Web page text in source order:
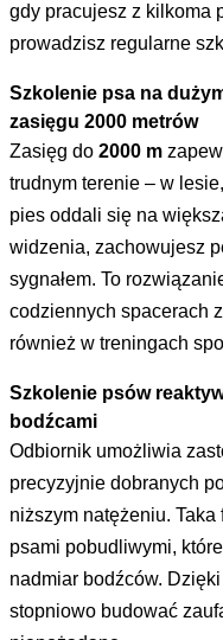
gdy pracujesz z kilkoma
prowadzisz regularne
Szkolenie psa na
zasięgu 2000 metrów
Zasięg do 2000 m
trudnym terenie – w
pies oddali się na
widzenia, zachowujesz
sygnałem. To
codziennych spacerach
również w treningach
Szkolenie psów
bodźcami
Odbiornik umożliwia
precyzyjnie dobranych
niższym natężeniu.
psami pobudliwymi,
nadmiar bodźców.
stopniowo budować